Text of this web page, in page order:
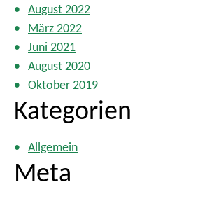
August 2022
März 2022
Juni 2021
August 2020
Oktober 2019
Kategorien
Allgemein
Meta